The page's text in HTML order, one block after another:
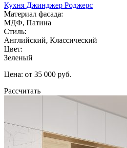
Кухня Джинджер Роджерс
Материал фасада:
МДФ, Патина
Стиль:
Английский, Классический
Цвет:
Зеленый
Цена: от 35 000 руб.
Рассчитать